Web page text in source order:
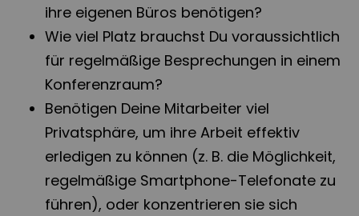
ihre eigenen Büros benötigen?
Wie viel Platz brauchst Du voraussichtlich
für regelmäßige Besprechungen in einem
Konferenzraum?
Benötigen Deine Mitarbeiter viel
Privatsphäre, um ihre Arbeit effektiv
erledigen zu können (z. B. die Möglichkeit,
regelmäßige Smartphone-Telefonate zu
führen), oder konzentrieren sie sich